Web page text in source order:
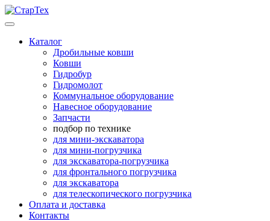
Каталог
Дробильные ковши
Ковши
Гидробур
Гидромолот
Коммунальное оборудование
Навесное оборудование
Запчасти
подбор по технике
для мини-экскаватора
для мини-погрузчика
для экскаватора-погрузчика
для фронтального погрузчика
для экскаватора
для телескопического погрузчика
Оплата и доставка
Контакты